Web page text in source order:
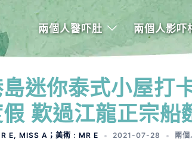
兩個人醫吓肚 兩個人影吓
島迷你泰式小屋打
歎過江龍正宗船
E, MISS A；美術﹕MR E 2021-07-28 兩個